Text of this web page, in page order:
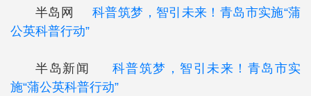
半岛网 科普筑梦，智引未来！青岛市实施“蒲
公英科普行动”
半岛新闻 科普筑梦，智引未来！青岛市实
施“蒲公英科普行动”